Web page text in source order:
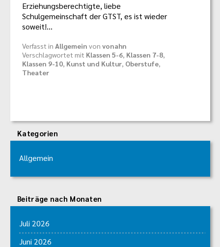
Erziehungsberechtigte, liebe
Schulgemeinschaft der GTST, es ist wieder
soweit!…
Verfasst in Allgemein von vonahn
Verschlagwortet mit Klassen 5-6, Klassen 7-8,
Klassen 9-10, Kunst und Kultur, Oberstufe,
Theater
Kategorien
Allgemein
Beiträge nach Monaten
Juli 2026
Juni 2026